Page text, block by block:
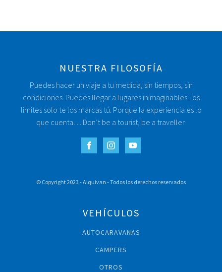
NUESTRA FILOSOFÍA
Puedes hacer un viaje a tu medida, sin tiempos, sin
condiciones. Puedes llegar a lugares inimaginables. los
límites solo te los marcas tú. Porque la experiencia es lo
que cuenta… Don’t be a tourist, be a traveller.
© Copyright 2023 - Alquivan - Todos los derechos reservados
VEHÍCULOS
AUTOCARAVANAS
CAMPERS
OTROS